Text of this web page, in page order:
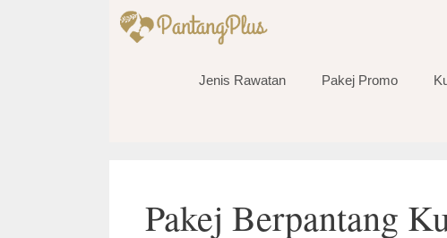
Jenis Rawatan Pakej Promo
Pakej Berpantang